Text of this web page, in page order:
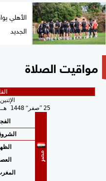
الأهلي
الجديد
مواقيت الصلاة
الإثنين
25 صفر 1448 هـ
مصر